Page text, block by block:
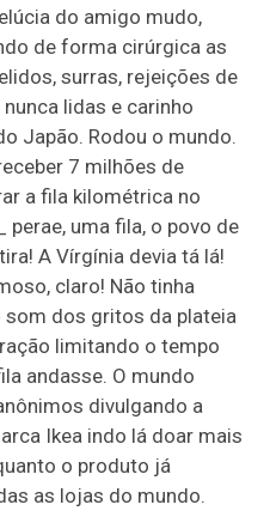
do amigo mudo,
de forma cirúrgica as
surras, rejeições de
lidas e carinho
Japão. Rodou o mundo.
7 milhões de
a fila kilométrica no
perae, uma fila, o povo de
A Vírgínia devia tá lá!
claro! Não tinha
som dos gritos da plateia
limitando o tempo
andasse. O mundo
divulgando a
Ikea indo lá doar mais
o produto já
as lojas do mundo.